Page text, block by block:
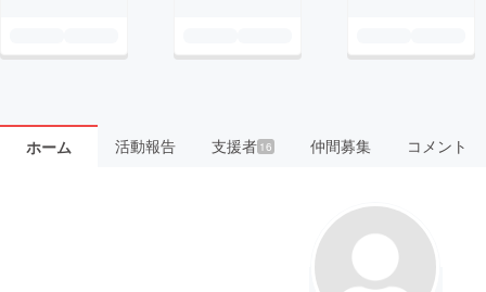
ホーム 活動報告 支援者 16 仲間募集 コメント